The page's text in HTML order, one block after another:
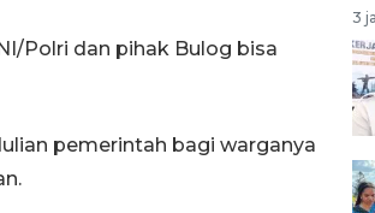
Polri dan pihak Bulog bisa
pemerintah bagi warganya
3